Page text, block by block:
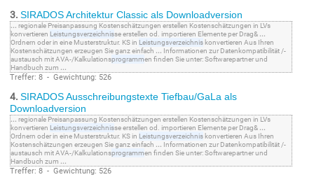
3. SIRADOS Architektur Classic als Downloadversion
... regionale Preisanpassung Kostenschätzungen erstellen Kostenschätzungen in LVs
konvertieren Leistungsverzeichnisse erstellen od. importieren Elemente per Drag& ...
Ordnern oder in eine Musterstruktur. KS in Leistungsverzeichniskonvertieren Aus Ihren
Kostenschätzungen erzeugen Sie ganz einfach ... Informationen zur Datenkompatibilität /-
austausch mit AVA-/Kalkulationsprogrammen finden Sie unter: Softwarepartner und
Handbuch zum ...
Treffer: 8 - Gewichtung: 526
4. SIRADOS Ausschreibungstexte Tiefbau/GaLa als
Downloadversion
... regionale Preisanpassung Kostenschätzungen erstellen Kostenschätzungen in LVs
konvertieren Leistungsverzeichnisse erstellen od. importieren Elemente per Drag& ...
Ordnern oder in eine Musterstruktur. KS in Leistungsverzeichniskonvertieren Aus Ihren
Kostenschätzungen erzeugen Sie ganz einfach ... Informationen zur Datenkompatibilität /-
austausch mit AVA-/Kalkulationsprogrammen finden Sie unter: Softwarepartner und
Handbuch zum ...
Treffer: 8 - Gewichtung: 526